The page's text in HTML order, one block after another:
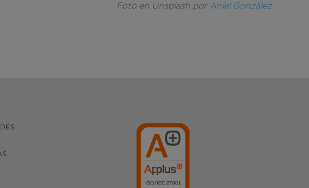
Foto en Unsplash por Aniel González